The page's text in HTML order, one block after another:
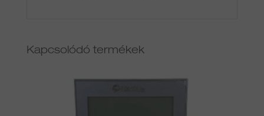
Kapcsolódó termékek